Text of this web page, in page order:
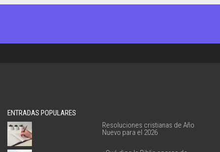
ENTRADAS POPULARES
Resoluciones cristianas de Año
Nuevo para el 2026